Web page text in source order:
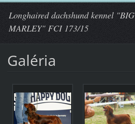
Longhaired dachshund kennel "BIG
MARLEY" FCI 173/15
Galéria